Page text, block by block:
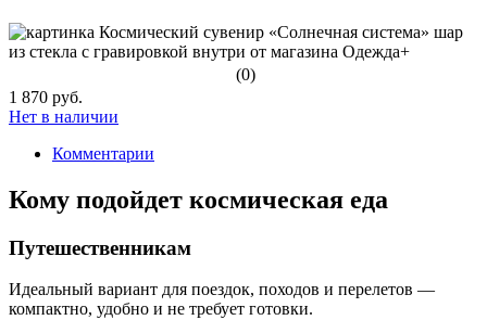
(0)
1 870 руб.
Нет в наличии
Комментарии
Кому подойдет космическая еда
Путешественникам
Идеальный вариант для поездок, походов и перелетов —
компактно, удобно и не требует готовки.